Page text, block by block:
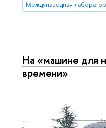
Международная
На «машине для
времени»